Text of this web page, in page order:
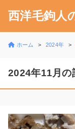
西洋毛鉤人
ホーム 2024年
2024年11月の